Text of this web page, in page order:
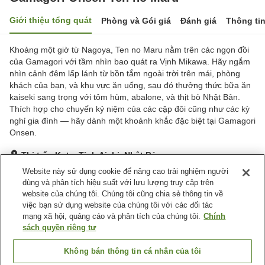
Giới thiệu tổng quát Phòng và Gói giá Đánh giá Thông
Khoảng một giờ từ Nagoya, Ten no Maru nằm trên các ngọn đồi
của Gamagori với tầm nhìn bao quát ra Vịnh Mikawa. Hãy ngắm
nhìn cảnh đêm lấp lánh từ bồn tắm ngoài trời trên mái, phòng
khách của bạn, và khu vực ăn uống, sau đó thưởng thức bữa ăn
kaiseki sang trọng với tôm hùm, abalone, và thịt bò Nhật Bản.
Thích hợp cho chuyến kỷ niệm của các cặp đôi cũng như các kỳ
nghỉ gia đình — hãy dành một khoảnh khắc đặc biệt tại Gamagori
Onsen.
Thị trấn Kota, Tỉnh Aichi, Nhật Bản
Hiển thị trên bản đồ
Tuyệt vời Đánh giá:436 lượt
Tiện nghi chỗ nghỉ
Bãi đỗ xe
Phòng xông đá nóng
Spa / Salon
Website này sử dụng cookie để nâng cao trải nghiệm người
dùng và phân tích hiệu suất với lưu lượng truy cập trên
website của chúng tôi. Chúng tôi cũng chia sẻ thông tin về
việc bạn sử dụng website của chúng tôi với các đối tác
mạng xã hội, quảng cáo và phân tích của chúng tôi. Chính
sách quyền riêng tư
Không bán thông tin cá nhân của tôi